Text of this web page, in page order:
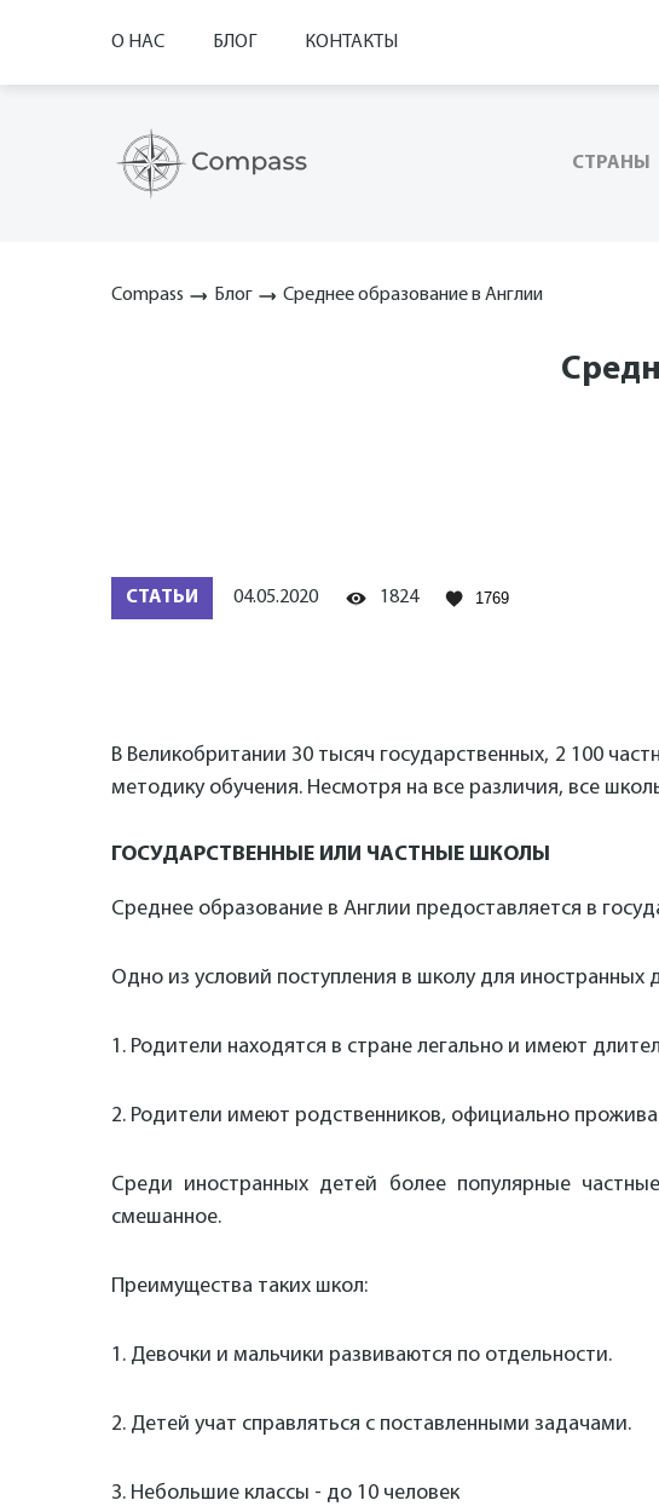
О НАС БЛОГ КОНТАКТЫ
СТРАНЫ
Compass Блог Среднее образование в Англии
СТАТЬИ 04.05.2020 1824 1769
В Великобритании 30 тысяч государственных, 2 100
методику обучения. Несмотря на все различия, все
ГОСУДАРСТВЕННЫЕ ИЛИ ЧАСТНЫЕ ШКОЛЫ
Среднее образование в Англии предоставляется в
Одно из условий поступления в школу для иностранных
1. Родители находятся в стране легально и имеют
2. Родители имеют родственников, официально
Среди иностранных детей более популярные
смешанное.
Преимущества таких школ:
1. Девочки и мальчики развиваются по отдельности.
2. Детей учат справляться с поставленными задачами.
3. Небольшие классы - до 10 человек